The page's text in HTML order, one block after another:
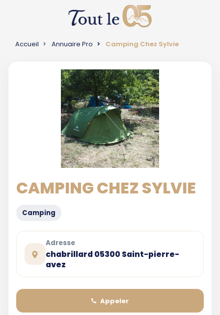
Accueil Annuaire Pro Camping Chez Sylvie
CAMPING CHEZ SYLVIE
Camping
Adresse
chabrillard 05300 Saint-pierre-
avez
Appeler